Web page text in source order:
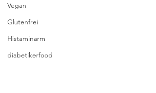
Vegan
Glutenfrei
Histaminarm
diabetikerfood